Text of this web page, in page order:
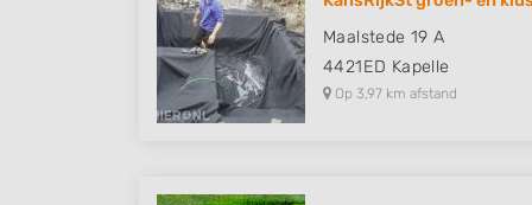
Maalstede 19 A
4421ED Kapelle
Op 3,97 km afstand